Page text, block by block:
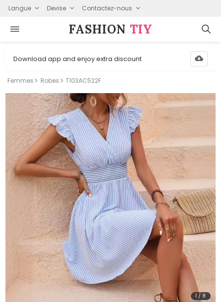
Langue Devise Contactez-nous
FASHION⁠ TIY
Download app and enjoy extra discount
Femmes Robes T103AC522F
1 / 8